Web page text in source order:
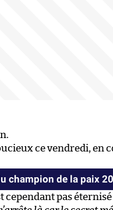
ce vendredi, en
champion de la paix
cependant pas